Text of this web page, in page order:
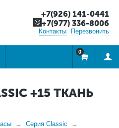
+7(926) 141-0441
+7(977) 336-8006
Контакты Перезвонить
0
+15 ТКАНЬ
Серия Classic